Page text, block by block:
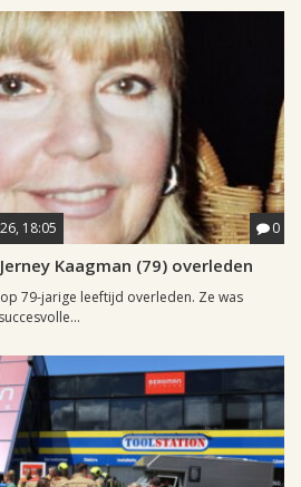
18:05 0
Kaagman (79) overleden
79-jarige leeftijd overleden. Ze was